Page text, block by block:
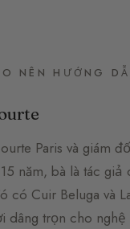
NÊN HƯỚNG
Paris và giám
năm, bà là tác giả
có Cuir Beluga và
dâng trọn cho